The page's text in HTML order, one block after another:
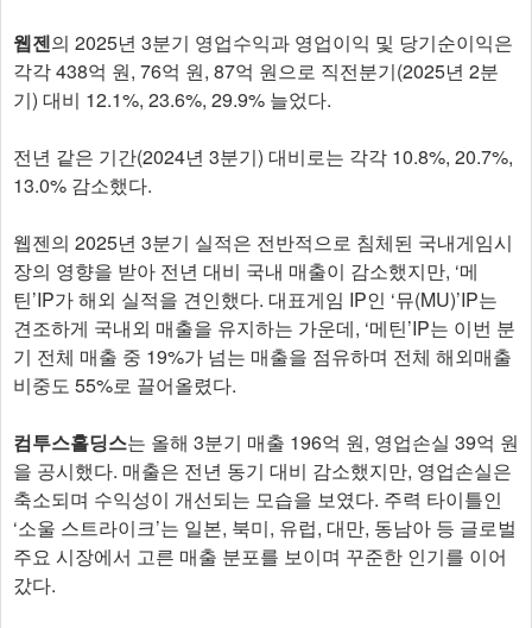
웹젠의 2025년 3분기 영업수익과 영업이익 및 당기순이익은
각각 438억 원, 76억 원, 87억 원으로 직전분기(2025년 2분
기) 대비 12.1%, 23.6%, 29.9% 늘었다.
전년 같은 기간(2024년 3분기) 대비로는 각각 10.8%, 20.7%,
13.0% 감소했다.
웹젠의 2025년 3분기 실적은 전반적으로 침체된 국내게임시
장의 영향을 받아 전년 대비 국내 매출이 감소했지만, ‘메
틴’IP가 해외 실적을 견인했다. 대표게임 IP인 ‘뮤(MU)’IP는
견조하게 국내외 매출을 유지하는 가운데, ‘메틴’IP는 이번 분
기 전체 매출 중 19%가 넘는 매출을 점유하며 전체 해외매출
비중도 55%로 끌어올렸다.
컴투스홀딩스는 올해 3분기 매출 196억 원, 영업손실 39억 원
을 공시했다. 매출은 전년 동기 대비 감소했지만, 영업손실은
축소되며 수익성이 개선되는 모습을 보였다. 주력 타이틀인
‘소울 스트라이크’는 일본, 북미, 유럽, 대만, 동남아 등 글로벌
주요 시장에서 고른 매출 분포를 보이며 꾸준한 인기를 이어
갔다.